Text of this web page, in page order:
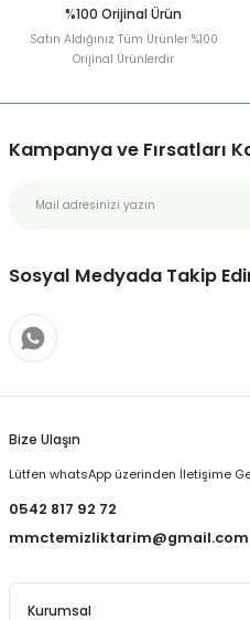
%100 Orijinal Ürün
Satın Aldığınız Tüm Ürünler %100
Orijinal Ürünlerdir
Kampanya ve Fırsatları
Sosyal Medyada Takip
Bize Ulaşın
Lütfen whatsApp üzerinden İletişime
0542 817 92 72
mmctemizliktarim@gmail.com
Kurumsal